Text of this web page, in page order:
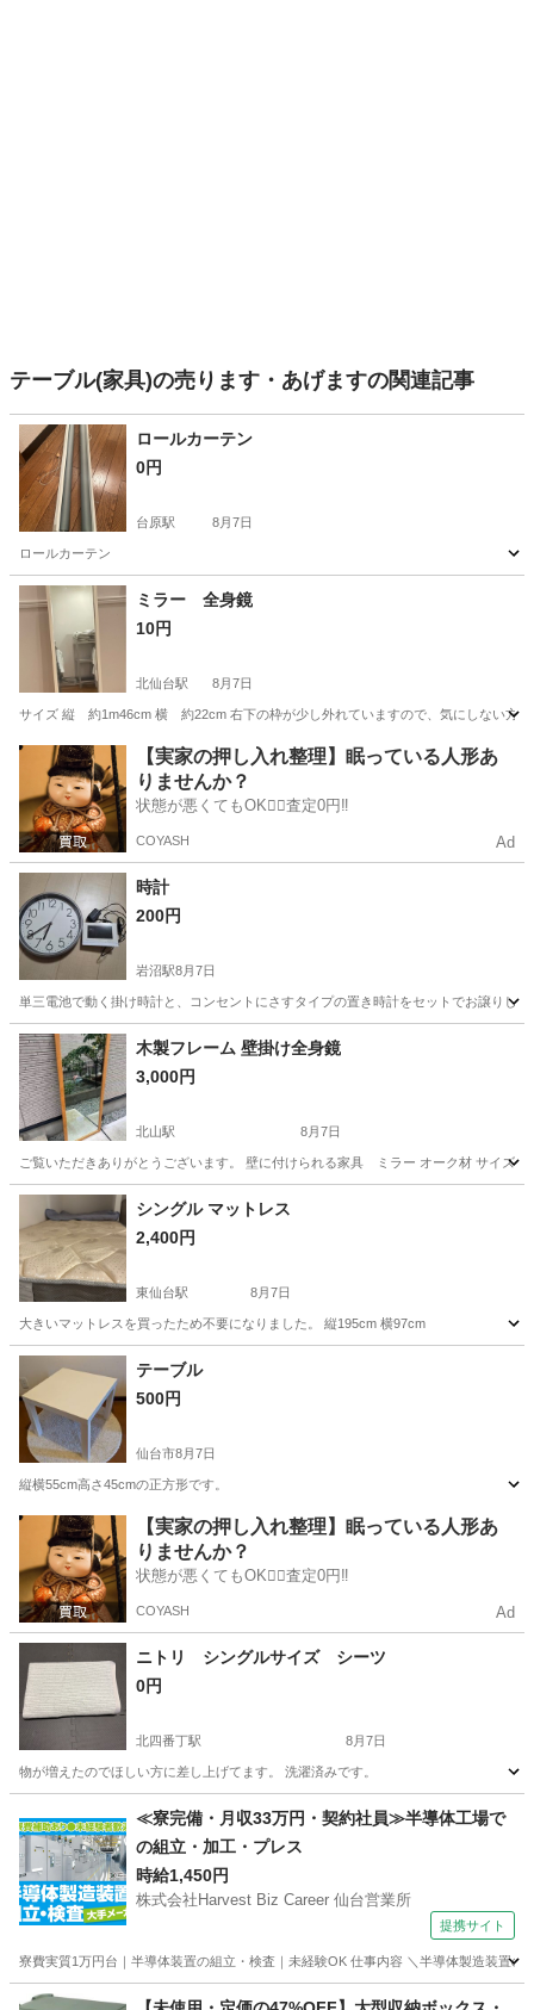
テーブル(家具)の売ります・あげますの関連記事
ロールカーテン
0円
台原駅 8月7日
ロールカーテン
宮城 仙台市 台原駅 カーテン、ブラインド
ミラー 全身鏡
10円
北仙台駅 8月7日
サイズ 縦 約1m46cm 横 約22cm 右下の枠が少し外れていますので、気にしない方ど
宮城 仙台市 北仙台駅 ミラー/鏡
【実家の押し入れ整理】眠っている人形あ
りませんか？
状態が悪くてもOK🙆‍♀️査定0円‼️
COYASH Ad
時計
200円
岩沼駅8月7日
単三電池で動く掛け時計と、コンセントにさすタイプの置き時計をセットでお譲りし
宮城 岩沼市 岩沼駅 時計
木製フレーム 壁掛け全身鏡
3,000円
北山駅 8月7日
ご覧いただきありがとうございます。 壁に付けられる家具 ミラー オーク材 サイズ
宮城 仙台市 北山駅 ミラー/鏡
シングル マットレス
2,400円
東仙台駅 8月7日
大きいマットレスを買ったため不要になりました。 縦195cm 横97cm
宮城 仙台市 東仙台駅
テーブル
500円
仙台市8月7日
縦横55cm高さ45cmの正方形です。
宮城 仙台市 テーブル
【実家の押し入れ整理】眠っている人形あ
りませんか？
状態が悪くてもOK🙆‍♀️査定0円‼️
COYASH Ad
ニトリ シングルサイズ シーツ
0円
北四番丁駅 8月7日
物が増えたのでほしい方に差し上げてます。 洗濯済みです。
北四番丁駅 ベッド シーツ
≪寮完備・月収33万円・契約社員≫半導体工場で
の組立・加工・プレス
時給1,450円
株式会社Harvest Biz Career 仙台営業所
提携サイト
寮費実質1万円台｜半導体装置の組立・検査｜未経験OK 仕事内容 ＼半導体製造装置
宮城 その他